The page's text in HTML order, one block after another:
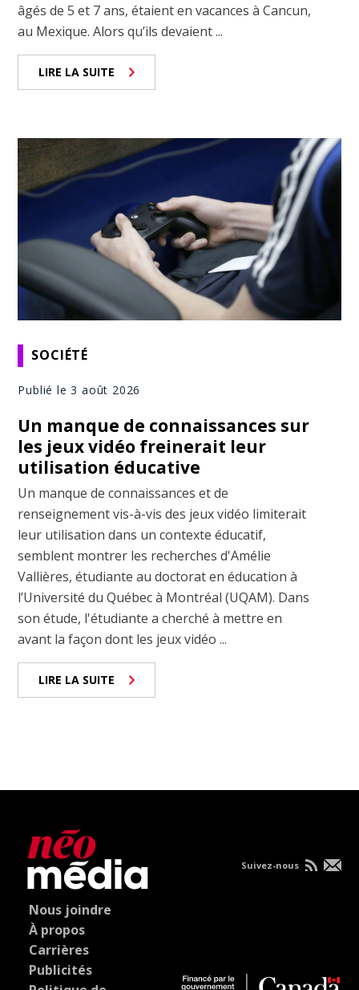
âgés de 5 et 7 ans, étaient en vacances à Cancun,
au Mexique. Alors qu’ils devaient ...
LIRE LA SUITE
SOCIÉTÉ
Publié le 3 août 2026
Un manque de connaissances sur
les jeux vidéo freinerait leur
utilisation éducative
Un manque de connaissances et de
renseignement vis-à-vis des jeux vidéo limiterait
leur utilisation dans un contexte éducatif,
semblent montrer les recherches d'Amélie
Vallières, étudiante au doctorat en éducation à
l’Université du Québec à Montréal (UQAM). Dans
son étude, l'étudiante a cherché à mettre en
avant la façon dont les jeux vidéo ...
LIRE LA SUITE
Nous joindre
À propos
Carrières
Publicités
Suivez-nous